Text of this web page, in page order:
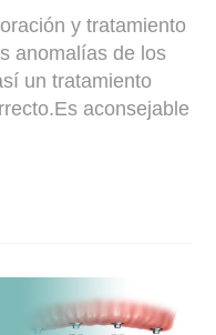
y tratamiento
anomalías de los
un tratamiento
aconsejable